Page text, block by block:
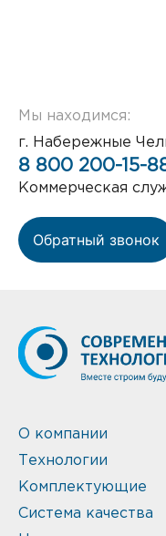
Мы находимся:
г. Набережные
8 800 200-15-
Коммерческая
Обратный звонок
О компании
Технологии
Комплектующие
Система качества